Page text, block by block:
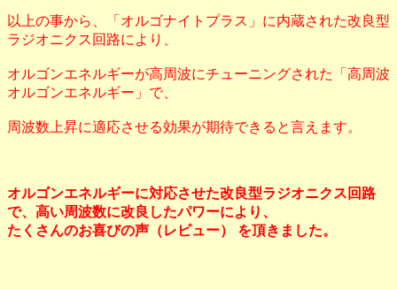
以上の事から、「オルゴナイトプラス」に内蔵された改良型
ラジオニクス回路により、
オルゴンエネルギーが高周波にチューニングされた「高周波
オルゴンエネルギー」で、
周波数上昇に適応させる効果が期待できると言えます。
オルゴンエネルギーに対応させた改良型ラジオニクス回路
で、高い周波数に改良したパワーにより、
たくさんのお喜びの声（レビュー） を頂きました。